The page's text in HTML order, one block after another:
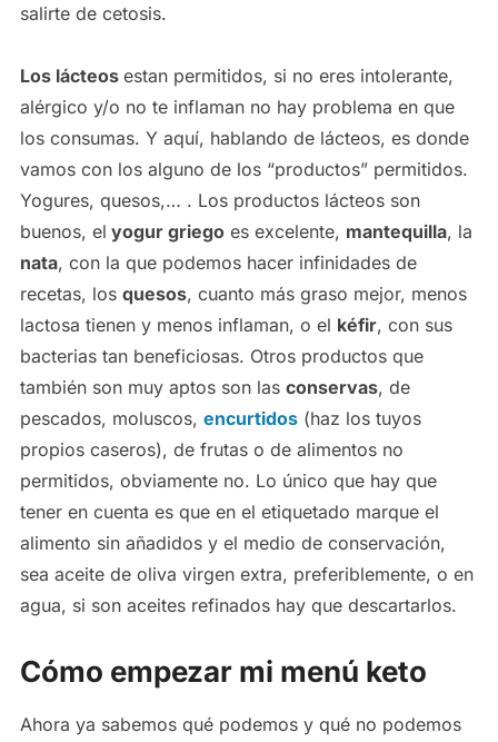
salirte de cetosis.
Los lácteos estan permitidos, si no eres intolerante,
alérgico y/o no te inflaman no hay problema en que
los consumas. Y aquí, hablando de lácteos, es donde
vamos con los alguno de los “productos” permitidos.
Yogures, quesos,… . Los productos lácteos son
buenos, el yogur griegoes excelente, mantequilla, la
nata, con la que podemos hacer infinidades de
recetas, los quesos, cuanto más graso mejor, menos
lactosa tienen y menos inflaman, o el kéfir, con sus
bacterias tan beneficiosas. Otros productos que
también son muy aptos son las conservas, de
pescados, moluscos, encurtidos(haz los tuyos
propios caseros), de frutas o de alimentos no
permitidos, obviamente no. Lo único que hay que
tener en cuenta es que en el etiquetado marque el
alimento sin añadidos y el medio de conservación,
sea aceite de oliva virgen extra, preferiblemente, o en
agua, si son aceites refinados hay que descartarlos.
Cómo empezar mi menú keto
Ahora ya sabemos qué podemos y qué no podemos